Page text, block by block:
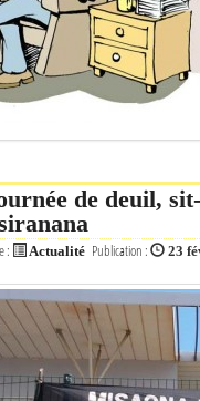
de deuil,
: Actualité Publication : 23